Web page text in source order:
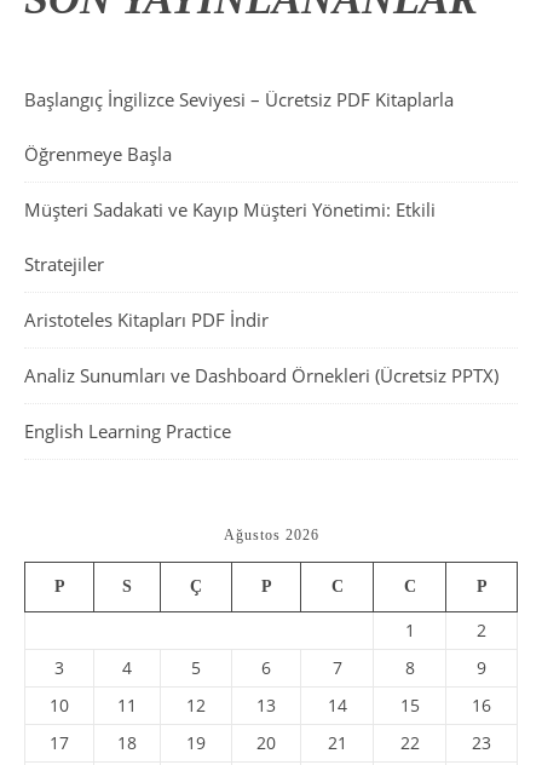
Başlangıç İngilizce Seviyesi – Ücretsiz PDF Kitaplarla
Öğrenmeye Başla
Müşteri Sadakati ve Kayıp Müşteri Yönetimi: Etkili
Stratejiler
Aristoteles Kitapları PDF İndir
Analiz Sunumları ve Dashboard Örnekleri (Ücretsiz PPTX)
English Learning Practice
Ağustos 2026
P S Ç P C C P
1
2
3
4 5 6 7 8
9
10
11 12 13 14 15
16
17
18 19 20 21 22
23